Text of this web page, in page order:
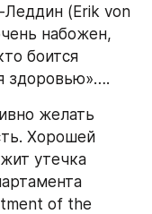
Леддин (Erik von
набожен,
боится
здоровью»….
желать
Хорошей
утечка
of the